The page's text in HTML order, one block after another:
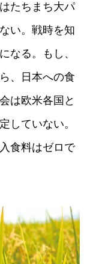
たちまち大パ
い。戦時を知
なる。もし、
、日本への食
は欧米各国と
していない。
食料はゼロで